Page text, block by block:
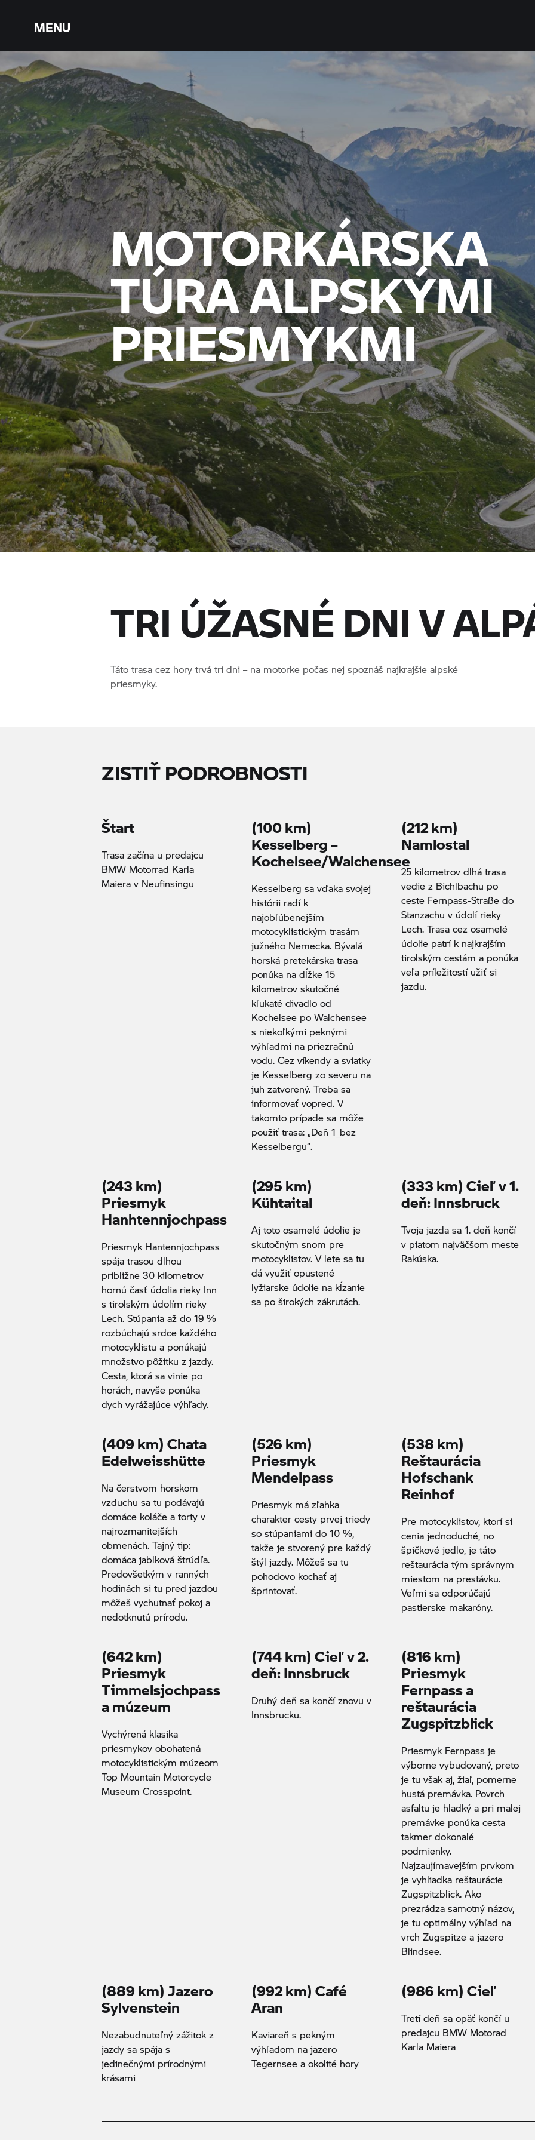
MENU
MOTORKÁRSKA
TÚRA ALPSKÝMI
PRIESMYKMI
TRI ÚŽASNÉ DNI V
Táto trasa cez hory trvá tri dni – na motorke počas nej spoznáš najkrajšie alpské
priesmyky.
ZISTIŤ PODROBNOSTI
Štart
Trasa začína u predajcu
BMW Motorrad Karla
Maiera v Neufinsingu
(100 km)
Kesselberg –
Kochelsee/Walchensee
Kesselberg sa vďaka svojej
histórii radí k
najobľúbenejším
motocyklistickým trasám
južného Nemecka. Bývalá
horská pretekárska trasa
ponúka na dĺžke 15
kilometrov skutočné
kľukaté divadlo od
Kochelsee po Walchensee
s niekoľkými peknými
výhľadmi na priezračnú
vodu. Cez víkendy a sviatky
je Kesselberg zo severu na
juh zatvorený. Treba sa
informovať vopred. V
takomto prípade sa môže
použiť trasa: „Deň 1_bez
Kesselbergu“.
(212 km)
Namlostal
25 kilometrov dlhá trasa
vedie z Bichlbachu po
ceste Fernpass-Straße do
Stanzachu v údolí rieky
Lech. Trasa cez osamelé
údolie patrí k najkrajším
tirolským cestám a ponúka
veľa príležitostí užiť si
jazdu.
(243 km)
Priesmyk
Hanhtennjochpass
Priesmyk Hantennjochpass
spája trasou dlhou
približne 30 kilometrov
hornú časť údolia rieky Inn
s tirolským údolím rieky
Lech. Stúpania až do 19 %
rozbúchajú srdce každého
motocyklistu a ponúkajú
množstvo pôžitku z jazdy.
Cesta, ktorá sa vinie po
horách, navyše ponúka
dych vyrážajúce výhľady.
(295 km)
Kühtaital
Aj toto osamelé údolie je
skutočným snom pre
motocyklistov. V lete sa tu
dá využiť opustené
lyžiarske údolie na kĺzanie
sa po širokých zákrutách.
(333 km) Cieľ v 1.
deň: Innsbruck
Tvoja jazda sa 1. deň končí
v piatom najväčšom meste
Rakúska.
(409 km) Chata
Edelweisshütte
Na čerstvom horskom
vzduchu sa tu podávajú
domáce koláče a torty v
najrozmanitejších
obmenách. Tajný tip:
domáca jablková štrúdľa.
Predovšetkým v ranných
hodinách si tu pred jazdou
môžeš vychutnať pokoj a
nedotknutú prírodu.
(526 km)
Priesmyk
Mendelpass
Priesmyk má zľahka
charakter cesty prvej triedy
so stúpaniami do 10 %,
takže je stvorený pre každý
štýl jazdy. Môžeš sa tu
pohodovo kochať aj
šprintovať.
(538 km)
Reštaurácia
Hofschank
Reinhof
Pre motocyklistov, ktorí si
cenia jednoduché, no
špičkové jedlo, je táto
reštaurácia tým správnym
miestom na prestávku.
Veľmi sa odporúčajú
pastierske makaróny.
(642 km)
Priesmyk
Timmelsjochpass
a múzeum
Vychýrená klasika
priesmykov obohatená
motocyklistickým múzeom
Top Mountain Motorcycle
Museum Crosspoint.
(744 km) Cieľ v 2.
deň: Innsbruck
Druhý deň sa končí znovu v
Innsbrucku.
(816 km)
Priesmyk
Fernpass a
reštaurácia
Zugspitzblick
Priesmyk Fernpass je
výborne vybudovaný, preto
je tu však aj, žiaľ, pomerne
hustá premávka. Povrch
asfaltu je hladký a pri malej
premávke ponúka cesta
takmer dokonalé
podmienky.
Najzaujímavejším prvkom
je vyhliadka reštaurácie
Zugspitzblick. Ako
prezrádza samotný názov,
je tu optimálny výhľad na
vrch Zugspitze a jazero
Blindsee.
(889 km) Jazero
Sylvenstein
Nezabudnuteľný zážitok z
jazdy sa spája s
jedinečnými prírodnými
krásami
(992 km) Café
Aran
Kaviareň s pekným
výhľadom na jazero
Tegernsee a okolité hory
(986 km) Cieľ
Tretí deň sa opäť končí u
predajcu BMW Motorad
Karla Maiera